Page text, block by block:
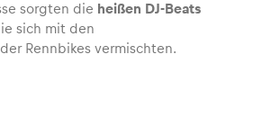
sorgten die heißen DJ-Beats
sich mit den
Rennbikes vermischten.